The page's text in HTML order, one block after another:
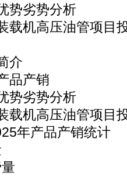
势分析
压油管项目投
产销
势分析
压油管项目投
年产品产销统计